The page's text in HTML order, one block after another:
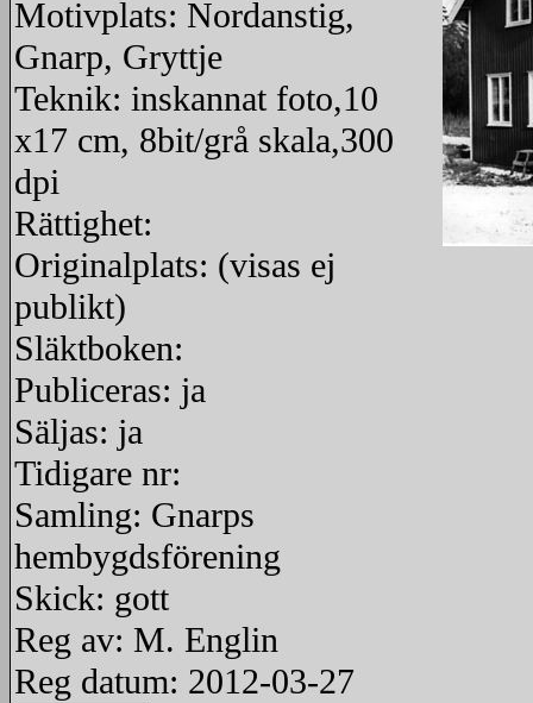
Motivplats: Nordanstig,
Gnarp, Gryttje
Teknik: inskannat foto,10
x17 cm, 8bit/grå skala,300
dpi
Rättighet:
Originalplats: (visas ej
publikt)
Släktboken:
Publiceras: ja
Säljas: ja
Tidigare nr:
Samling: Gnarps
hembygdsförening
Skick: gott
Reg av: M. Englin
Reg datum: 2012-03-27